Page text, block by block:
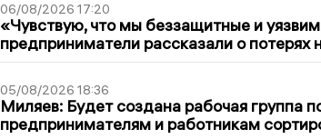
06/08/2026 17:20
«Чувствую, что мы беззащитные и
предприниматели рассказали о потерях
05/08/2026 18:36
Миляев: Будет создана рабочая группа
предпринимателям и работникам